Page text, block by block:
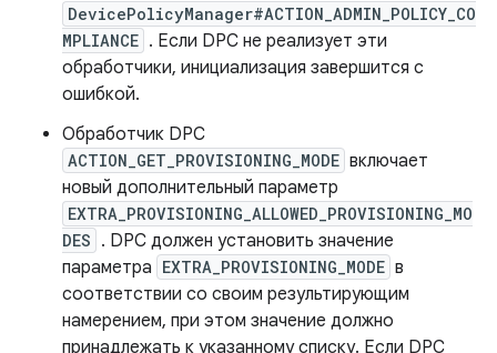
DevicePolicyManager#ACTION_ADMIN_POLICY_CO
MPLIANCE . Если DPC не реализует эти
обработчики, инициализация завершится с
ошибкой.
Обработчик DPC
ACTION_GET_PROVISIONING_MODE включает
новый дополнительный параметр
EXTRA_PROVISIONING_ALLOWED_PROVISIONING_MO
DES . DPC должен установить значение
параметра EXTRA_PROVISIONING_MODE в
соответствии со своим результирующим
намерением, при этом значение должно
принадлежать к указанному списку. Если DPC